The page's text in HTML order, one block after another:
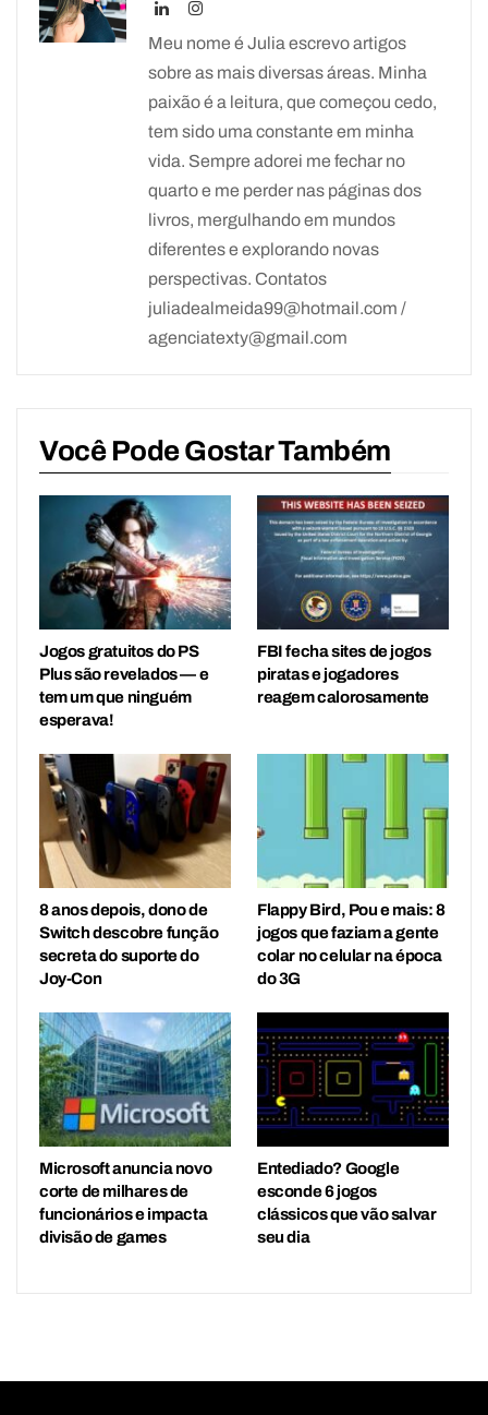
Meu nome é Julia escrevo artigos
sobre as mais diversas áreas. Minha
paixão é a leitura, que começou cedo,
tem sido uma constante em minha
vida. Sempre adorei me fechar no
quarto e me perder nas páginas dos
livros, mergulhando em mundos
diferentes e explorando novas
perspectivas. Contatos
juliadealmeida99@hotmail.com /
agenciatexty@gmail.com
Você Pode Gostar Também
Jogos gratuitos do PS
Plus são revelados — e
tem um que ninguém
esperava!
FBI fecha sites de jogos
piratas e jogadores
reagem calorosamente
8 anos depois, dono de
Switch descobre função
secreta do suporte do
Joy-Con
Flappy Bird, Pou e mais: 8
jogos que faziam a gente
colar no celular na época
do 3G
Microsoft anuncia novo
corte de milhares de
funcionários e impacta
divisão de games
Entediado? Google
esconde 6 jogos
clássicos que vão salvar
seu dia